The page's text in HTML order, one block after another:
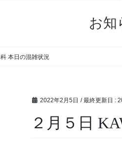
お知
本日の混雑状況
2022年2月5日 / 最終更新日 :
２月５日